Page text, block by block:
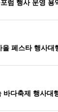
럼 행사 운영 용
페스타 행사대
바다축제 행사대